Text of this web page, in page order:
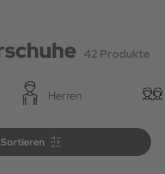
42 Produkte
Herren
Filtern & Sortieren